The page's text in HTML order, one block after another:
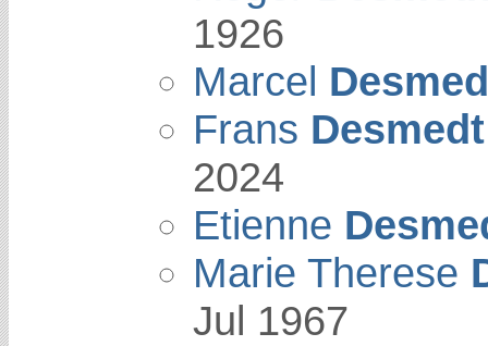
1926
Marcel
Frans Desmedt
2024
Etienne
Marie Therese
Jul 1967